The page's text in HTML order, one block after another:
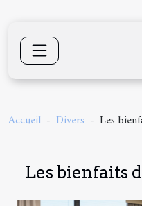
Accueil Divers Les
Les bienfaits